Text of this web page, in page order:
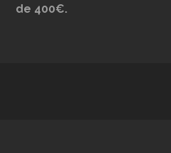
de 400€.